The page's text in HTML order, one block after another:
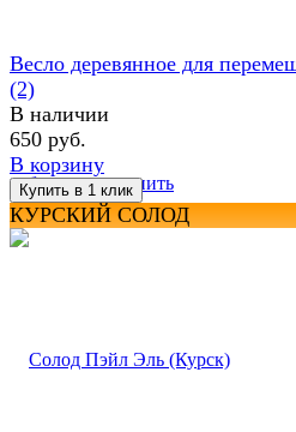
избранное сравнить
Весло деревянное для
(2)
В наличии
650 руб.
В корзину
КУРСКИЙ СОЛОД